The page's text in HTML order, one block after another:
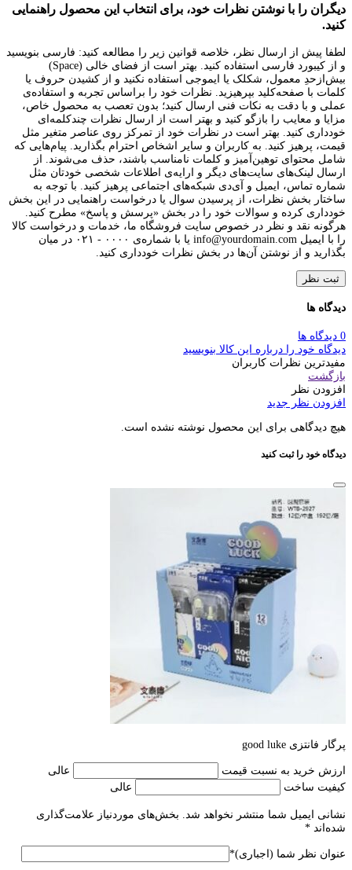
دیگران را با نوشتن نظرات خود، برای انتخاب این محصول راهنمایی
کنید.
لطفا پیش از ارسال نظر، خلاصه قوانین زیر را مطالعه کنید: فارسی بنویسید
و از کیبورد فارسی استفاده کنید. بهتر است از فضای خالی (Space)
بیش‌از‌حدِ معمول، شکلک یا ایموجی استفاده نکنید و از کشیدن حروف یا
کلمات با صفحه‌کلید بپرهیزید. نظرات خود را براساس تجربه و استفاده‌ی
عملی و با دقت به نکات فنی ارسال کنید؛ بدون تعصب به محصول خاص،
مزایا و معایب را بازگو کنید و بهتر است از ارسال نظرات چندکلمه‌‌ای
خودداری کنید. بهتر است در نظرات خود از تمرکز روی عناصر متغیر مثل
قیمت، پرهیز کنید. به کاربران و سایر اشخاص احترام بگذارید. پیام‌هایی که
شامل محتوای توهین‌آمیز و کلمات نامناسب باشند، حذف می‌شوند. از
ارسال لینک‌های سایت‌های دیگر و ارایه‌ی اطلاعات شخصی خودتان مثل
شماره تماس، ایمیل و آی‌دی شبکه‌های اجتماعی پرهیز کنید. با توجه به
ساختار بخش نظرات، از پرسیدن سوال یا درخواست راهنمایی در این بخش
خودداری کرده و سوالات خود را در بخش «پرسش و پاسخ» مطرح کنید.
هرگونه نقد و نظر در خصوص سایت فروشگاه ما، خدمات و درخواست کالا
را با ایمیل info@yourdomain.com یا با شماره‌ی ۰۰۰۰ - ۰۲۱ در میان
بگذارید و از نوشتن آن‌ها در بخش نظرات خودداری کنید.
ثبت نظر
دیدگاه ها
0 دیدگاه ها
دیدگاه خود را درباره این کالا بنویسید
مفیدترین نظرات کاربران
بازگشت
افزودن نظر
افزودن نظر جدید
هیچ دیدگاهی برای این محصول نوشته نشده است.
دیدگاه خود را ثبت کنید
پرگار فانتزی good luke
ارزش خرید به نسبت قیمت
عالی
کیفیت ساخت
عالی
نشانی ایمیل شما منتشر نخواهد شد. بخش‌های موردنیاز علامت‌گذاری
شده‌اند *
عنوان نظر شما (اجباری)*